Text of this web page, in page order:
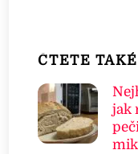
ČTETE TAKÉ
jak